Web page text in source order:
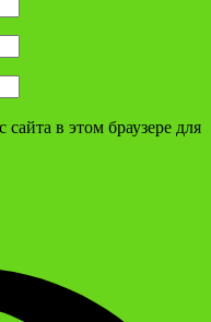
в этом браузере для